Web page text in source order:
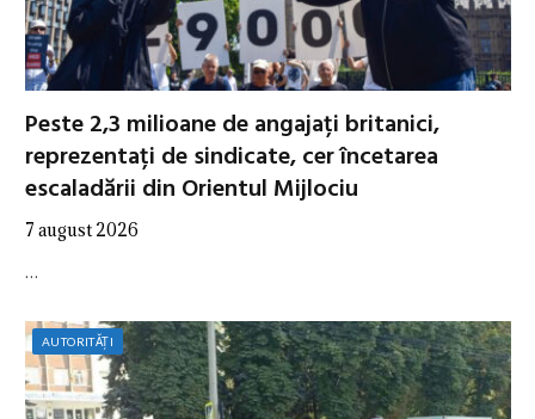
Peste 2,3 milioane de angajați britanici,
reprezentați de sindicate, cer încetarea
escaladării din Orientul Mijlociu
7 august 2026
…
AUTORITĂȚI